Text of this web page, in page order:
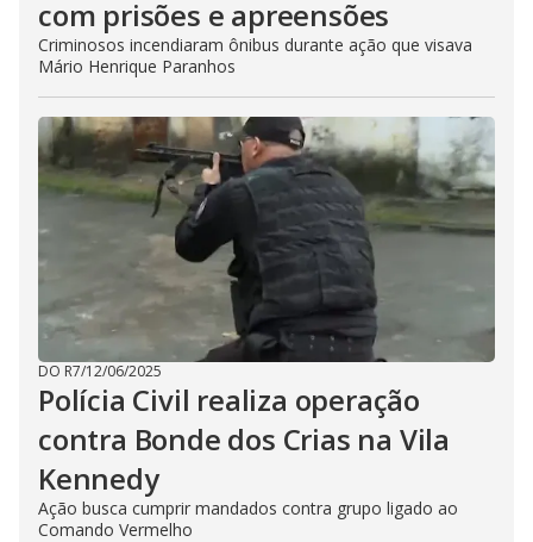
com prisões e apreensões
Criminosos incendiaram ônibus durante ação que visava
Mário Henrique Paranhos
DO R7/12/06/2025
Polícia Civil realiza operação
contra Bonde dos Crias na Vila
Kennedy
Ação busca cumprir mandados contra grupo ligado ao
Comando Vermelho